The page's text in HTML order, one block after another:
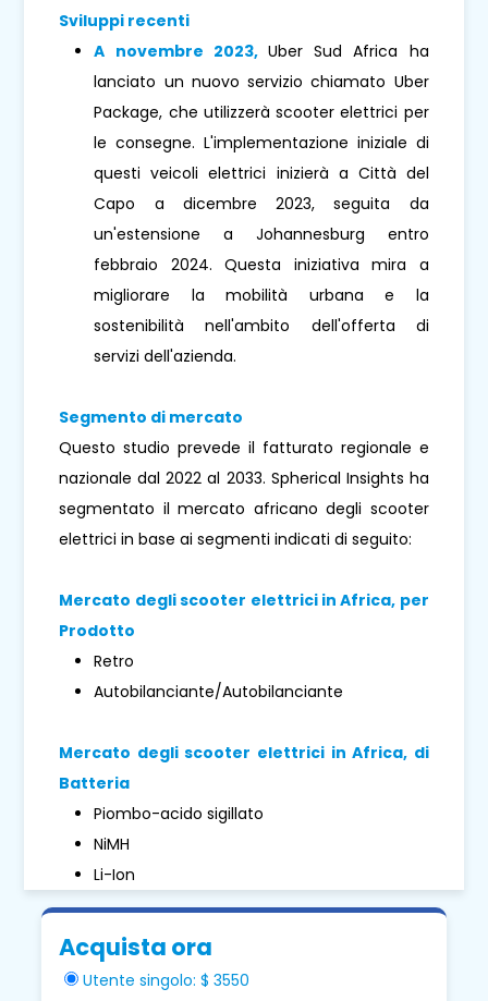
Sviluppi recenti
A novembre 2023, Uber Sud Africa ha
lanciato un nuovo servizio chiamato Uber
Package, che utilizzerà scooter elettrici per
le consegne. L'implementazione iniziale di
questi veicoli elettrici inizierà a Città del
Capo a dicembre 2023, seguita da
un'estensione a Johannesburg entro
febbraio 2024. Questa iniziativa mira a
migliorare la mobilità urbana e la
sostenibilità nell'ambito dell'offerta di
servizi dell'azienda.
Segmento di mercato
Questo studio prevede il fatturato regionale e
nazionale dal 2022 al 2033. Spherical Insights ha
segmentato il mercato africano degli scooter
elettrici in base ai segmenti indicati di seguito:
Mercato degli scooter elettrici in Africa, per
Prodotto
Retro
Autobilanciante/Autobilanciante
Mercato degli scooter elettrici in Africa, di
Batteria
Piombo-acido sigillato
NiMH
Li-Ion
Acquista ora
Utente singolo: $ 3550